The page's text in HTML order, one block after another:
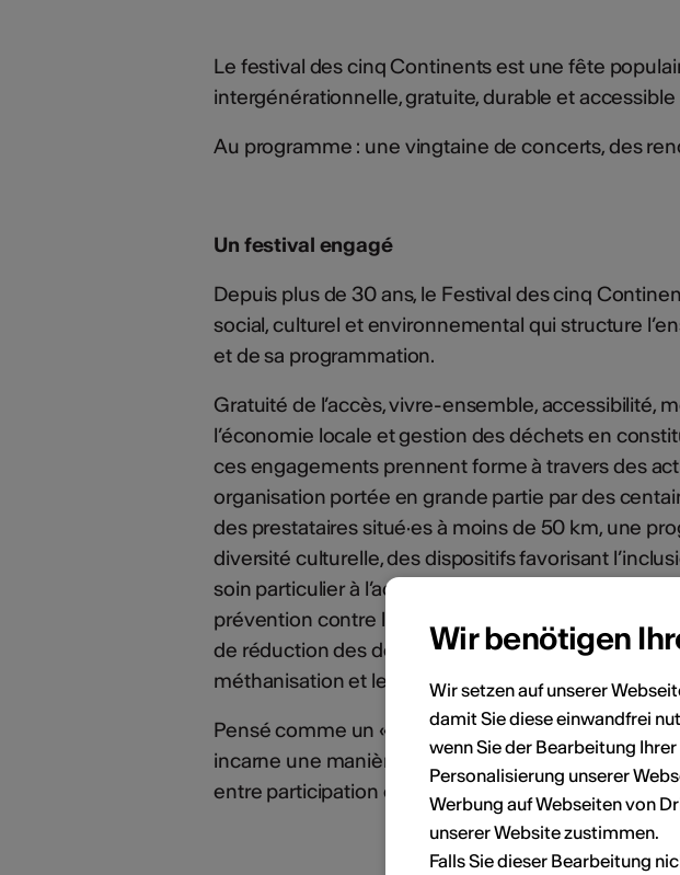
Le festival des cinq Continents est une fête
intergénérationnelle, gratuite, durable et accessible
Au programme : une vingtaine de concerts, des
Un festival engagé
Depuis plus de 30 ans, le Festival des cinq
social, culturel et environnemental qui structure
et de sa programmation.
Gratuité de l’accès, vivre-ensemble, accessibilité,
l’économie locale et gestion des déchets en
ces engagements prennent forme à travers des
organisation portée en grande partie par des
des prestataires situé·es à moins de 50 km, une
diversité culturelle, des dispositifs favorisant
soin particulier à l’accueil et à la sécurité,
prévention contre les violences sexistes et
de réduction des déchets avec l’utilisation de
méthanisation et les points d’eau gratuits.
Pensé comme un «laboratoire à ciel ouvert», le
incarne une manière enracinée, concrète et
entre participation culturelle, responsabilité
Wir benötigen
Wir setzen auf unserer
damit Sie diese einwandfrei
wenn Sie der Bearbeitung
Personalisierung unserer
Werbung auf Webseiten von
unserer Website zustimmen.
Falls Sie dieser Bearbeitung